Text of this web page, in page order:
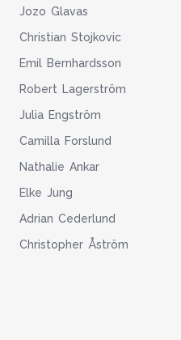
Jozo Glavas
Christian Stojkovic
Emil Bernhardsson
Robert Lagerström
Julia Engström
Camilla Forslund
Nathalie Ankar
Elke Jung
Adrian Cederlund
Christopher Åström